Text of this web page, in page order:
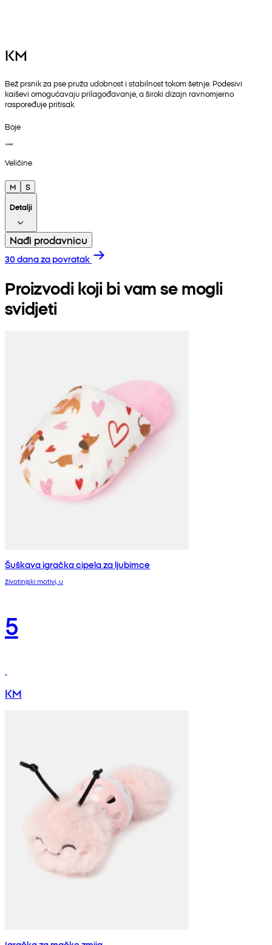
KM
Bež prsnik za pse pruža udobnost i stabilnost tokom šetnje. Podesivi
kaiševi omogućavaju prilagođavanje, a široki dizajn ravnomjerno
raspoređuje pritisak.
Boje
Veličine
M
S
Detalji
Nađi prodavnicu
30 dana za povratak
Proizvodi koji bi vam se mogli
svidjeti
Šuškava igračka cipela za ljubimce
životinjski motivi, u
5
KM